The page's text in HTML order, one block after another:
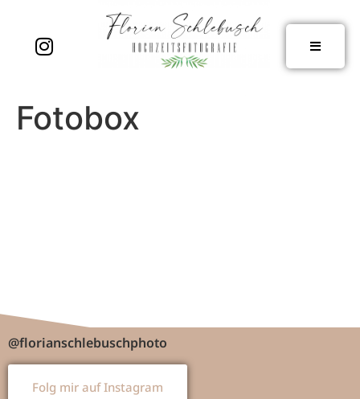
Fotobox
@florianschlebuschphoto
Folg mir auf Instagram